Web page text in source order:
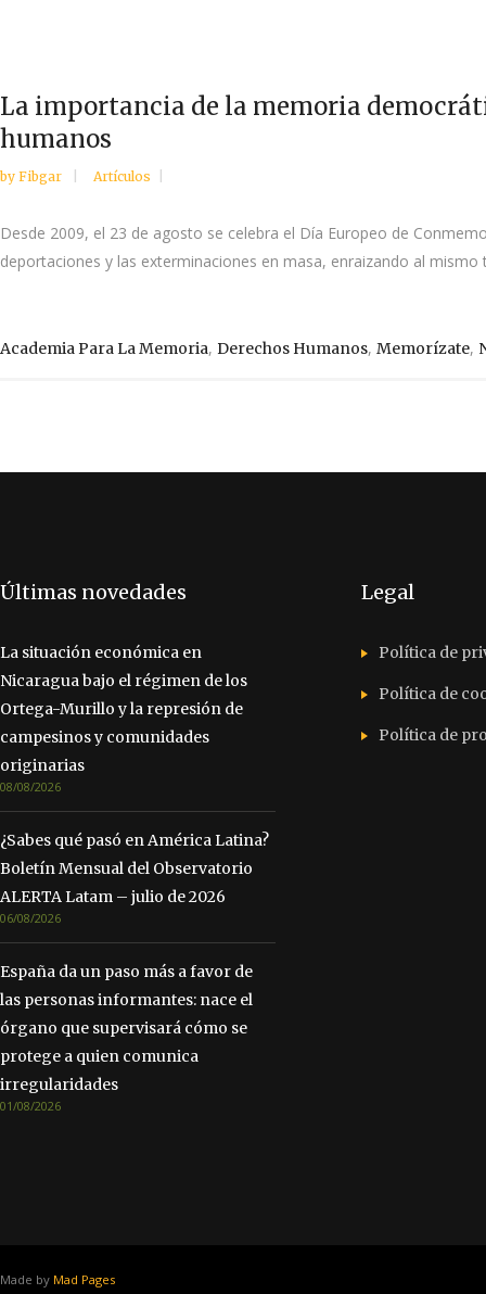
La importancia de la memoria
humanos
by Fibgar Artículos
Desde 2009, el 23 de agosto se celebra el Día Europeo de
deportaciones y las exterminaciones en masa, enraizando al
Academia Para La Memoria, Derechos Humanos, Memorízate,
Últimas novedades
La situación económica en
Nicaragua bajo el régimen de los
Ortega-Murillo y la represión de
campesinos y comunidades
originarias
08/08/2026
¿Sabes qué pasó en América Latina?
Boletín Mensual del Observatorio
ALERTA Latam – julio de 2026
06/08/2026
España da un paso más a favor de
las personas informantes: nace el
órgano que supervisará cómo se
protege a quien comunica
irregularidades
01/08/2026
Legal
Política de
Política de
Política de
Made by Mad Pages